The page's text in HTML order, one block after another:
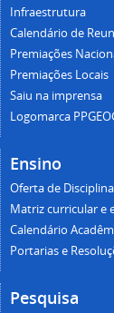
Infraestrutura
Calendário de
Premiações
Premiações Locais
Saiu na imprensa
Logomarca
Ensino
Oferta de
Matriz curricular e
Calendário
Portarias e
Pesquisa